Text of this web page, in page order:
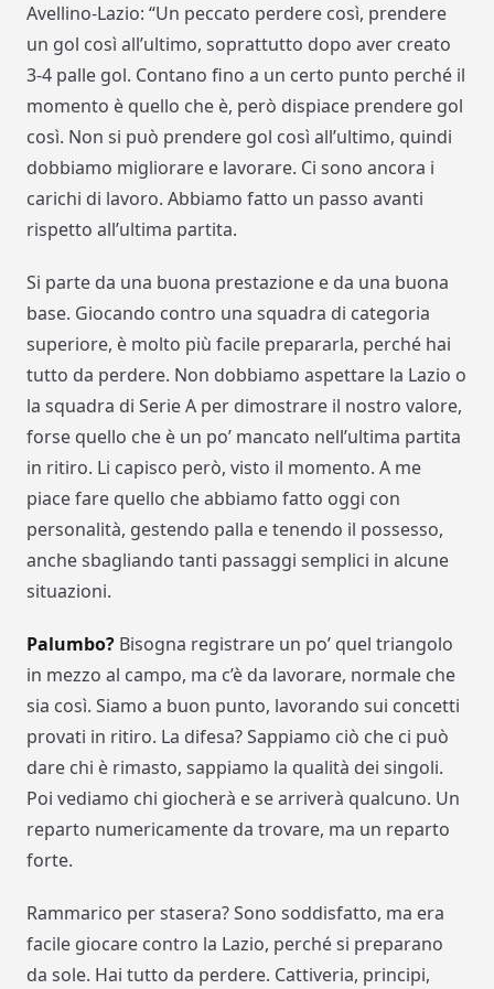
Avellino-Lazio: “Un peccato perdere così, prendere
un gol così all’ultimo, soprattutto dopo aver creato
3-4 palle gol. Contano fino a un certo punto perché il
momento è quello che è, però dispiace prendere gol
così. Non si può prendere gol così all’ultimo, quindi
dobbiamo migliorare e lavorare. Ci sono ancora i
carichi di lavoro. Abbiamo fatto un passo avanti
rispetto all’ultima partita.
Si parte da una buona prestazione e da una buona
base. Giocando contro una squadra di categoria
superiore, è molto più facile prepararla, perché hai
tutto da perdere. Non dobbiamo aspettare la Lazio o
la squadra di Serie A per dimostrare il nostro valore,
forse quello che è un po’ mancato nell’ultima partita
in ritiro. Li capisco però, visto il momento. A me
piace fare quello che abbiamo fatto oggi con
personalità, gestendo palla e tenendo il possesso,
anche sbagliando tanti passaggi semplici in alcune
situazioni.
Palumbo? Bisogna registrare un po’ quel triangolo
in mezzo al campo, ma c’è da lavorare, normale che
sia così. Siamo a buon punto, lavorando sui concetti
provati in ritiro. La difesa? Sappiamo ciò che ci può
dare chi è rimasto, sappiamo la qualità dei singoli.
Poi vediamo chi giocherà e se arriverà qualcuno. Un
reparto numericamente da trovare, ma un reparto
forte.
Rammarico per stasera? Sono soddisfatto, ma era
facile giocare contro la Lazio, perché si preparano
da sole. Hai tutto da perdere. Cattiveria, principi,